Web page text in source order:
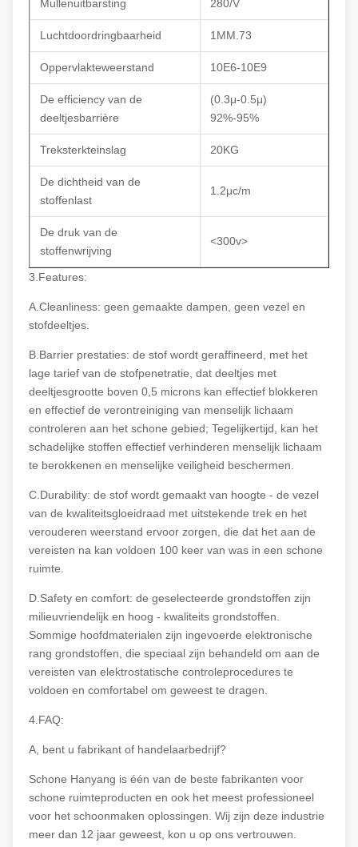
Mullenuitbarsting 280/V
Luchtdoordringbaarheid 1MM.73
Oppervlakteweerstand 10E6-10E9
De efficiency van de
deeltjesbarrière
(0.3μ-0.5μ)
92%-95%
Treksterkteinslag 20KG
De dichtheid van de
stoffenlast
1.2μc/m
De druk van de
stoffenwrijving
<300v>
3.Features:
A.Cleanliness: geen gemaakte dampen, geen vezel en
stofdeeltjes.
B.Barrier prestaties: de stof wordt geraffineerd, met het
lage tarief van de stofpenetratie, dat deeltjes met
deeltjesgrootte boven 0,5 microns kan effectief blokkeren
en effectief de verontreiniging van menselijk lichaam
controleren aan het schone gebied; Tegelijkertijd, kan het
schadelijke stoffen effectief verhinderen menselijk lichaam
te berokkenen en menselijke veiligheid beschermen.
C.Durability: de stof wordt gemaakt van hoogte - de vezel
van de kwaliteitsgloeidraad met uitstekende trek en het
verouderen weerstand ervoor zorgen, die dat het aan de
vereisten na kan voldoen 100 keer van was in een schone
ruimte.
D.Safety en comfort: de geselecteerde grondstoffen zijn
milieuvriendelijk en hoog - kwaliteits grondstoffen.
Sommige hoofdmaterialen zijn ingevoerde elektronische
rang grondstoffen, die speciaal zijn behandeld om aan de
vereisten van elektrostatische controleprocedures te
voldoen en comfortabel om geweest te dragen.
4.FAQ:
A, bent u fabrikant of handelaarbedrijf?
Schone Hanyang is één van de beste fabrikanten voor
schone ruimteproducten en ook het meest professioneel
voor het schoonmaken oplossingen. Wij zijn deze industrie
meer dan 12 jaar geweest, kon u op ons vertrouwen.